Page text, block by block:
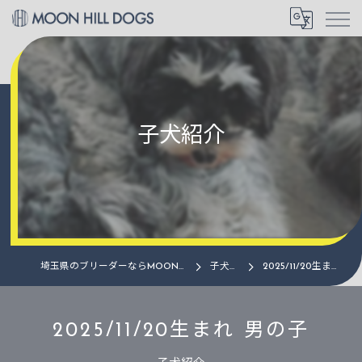
子犬紹介
埼玉県のブリーダーならMOON HILL DOGS 子犬紹介 2025/11/20生まれ 男の子
2025/11/20生まれ 男の子